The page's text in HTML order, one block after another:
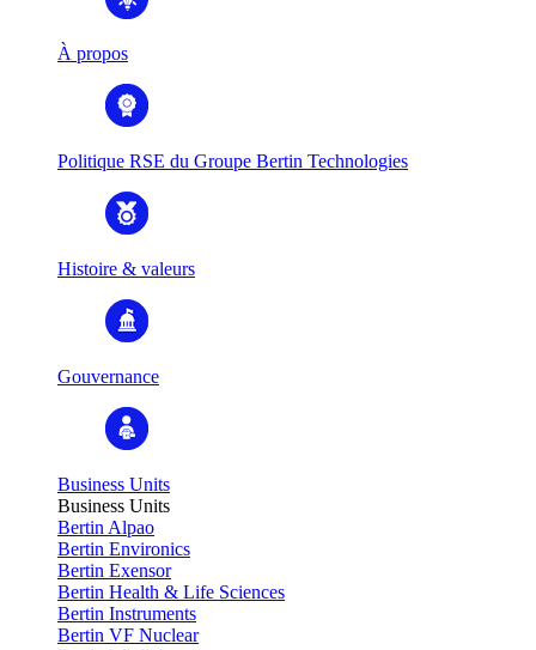
À propos
Politique RSE du Groupe Bertin Technologies
Histoire & valeurs
Gouvernance
Business Units
Business Units
Bertin Alpao
Bertin Environics
Bertin Exensor
Bertin Health & Life Sciences
Bertin Instruments
Bertin VF Nuclear